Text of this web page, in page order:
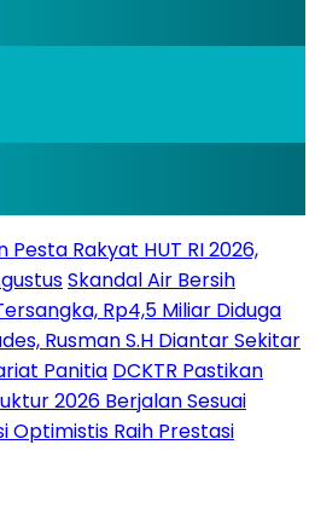
Rakyat HUT RI 2026,
Skandal Air Bersih
Rp4,5 Miliar Diduga
Rusman S.H Diantar Sekitar
Panitia DCKTR Pastikan
2026 Berjalan Sesuai
Optimistis Raih Prestasi